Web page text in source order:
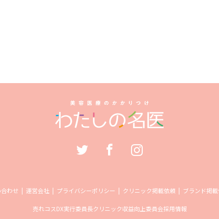
わせ 運営会社 プライバシーポリシー クリニック掲載依頼 ブランド掲
売れコスDX実行委員長クリニック収益向上委員会採用情報